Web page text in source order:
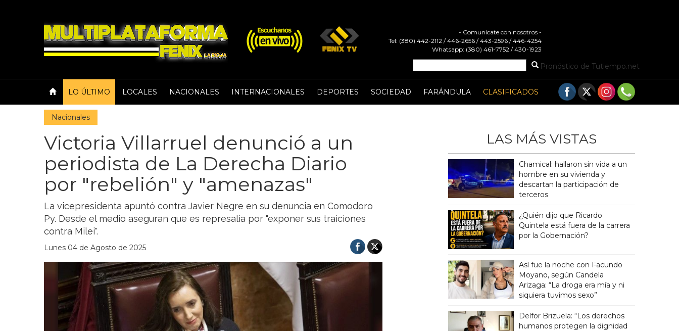
- Comunicate con nosotros -
Tel: (380) 442-2112 / 446-2656 / 443-2596 / 446-4254
Whatsapp: (380) 461-7752 / 430-1923
Pronóstico de Tutiempo.net
LO ÚLTIMO LOCALES NACIONALES INTERNACIONALES DEPORTES SOCIEDAD FARÁNDULA CLASIFICADOS
Nacionales
Victoria Villarruel denunció a un
periodista de La Derecha Diario
por "rebelión" y "amenazas"
La vicepresidenta apuntó contra Javier Negre en su denuncia en Comodoro
Py. Desde el medio aseguran que es represalia por "exponer sus traiciones
contra Milei".
Lunes 04 de Agosto de 2025
LAS MÁS VISTAS
Chamical: hallaron sin vida a un
hombre en su vivienda y
descartan la participación de
terceros
¿Quién dijo que Ricardo
Quintela está fuera de la carrera
por la Gobernación?
Así fue la noche con Facundo
Moyano, según Candela
Arizaga: “La droga era mía y ni
siquiera tuvimos sexo”
Delfor Brizuela: “Los derechos
humanos protegen la dignidad